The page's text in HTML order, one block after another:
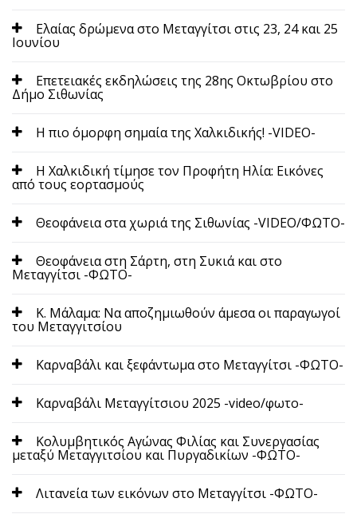
Ελαίας δρώμενα στο Μεταγγίτσι στις 23, 24 και 25
Ιουνίου
Επετειακές εκδηλώσεις της 28ης Οκτωβρίου στο
Δήμο Σιθωνίας
Η πιο όμορφη σημαία της Χαλκιδικής! -VIDEO-
Η Χαλκιδική τίμησε τον Προφήτη Ηλία: Εικόνες
από τους εορτασμούς
Θεοφάνεια στα χωριά της Σιθωνίας -VIDEO/ΦΩΤΟ-
Θεοφάνεια στη Σάρτη, στη Συκιά και στο
Μεταγγίτσι -ΦΩΤΟ-
Κ. Μάλαμα: Να αποζημιωθούν άμεσα οι παραγωγοί
του Μεταγγιτσίου
Καρναβάλι και ξεφάντωμα στο Μεταγγίτσι -ΦΩΤΟ-
Καρναβάλι Μεταγγίτσιου 2025 -video/φωτο-
Κολυμβητικός Αγώνας Φιλίας και Συνεργασίας
μεταξύ Μεταγγιτσίου και Πυργαδικίων -ΦΩΤΟ-
Λιτανεία των εικόνων στο Μεταγγίτσι -ΦΩΤΟ-